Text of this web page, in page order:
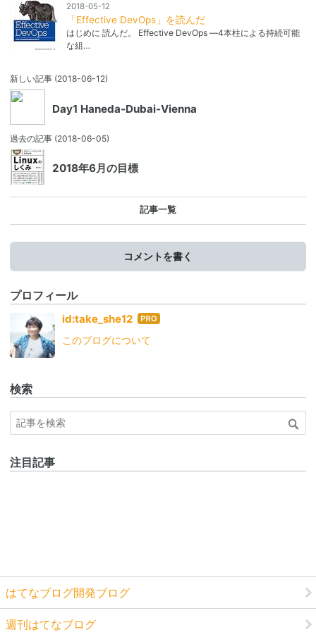
2018-05-12
「Effective DevOps」を読んだ
はじめに 読んだ。 Effective DevOps ―4本柱による持続可能
な組…
新しい記事 (2018-06-12)
Day1 Haneda-Dubai-Vienna
過去の記事 (2018-06-05)
2018年6月の目標
記事一覧
コメントを書く
プロフィール
id:take_she12 はて
ログ
このブログについて
検索
注目記事
はてなブログ開発ブログ
週刊はてなブログ